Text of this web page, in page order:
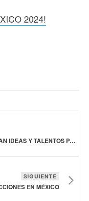
2024!
BARILLA Y PLUG AND PLAY BUSCAN IDEAS Y TALENTOS PARA EL FUTURO DE LA ALIMENTACIÓN EN GOOD FOOD MAKERS 2024
SIGUIENTE
EN MÉXICO